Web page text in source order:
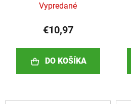
Vypredané
€10,97
DO KOŠÍKA